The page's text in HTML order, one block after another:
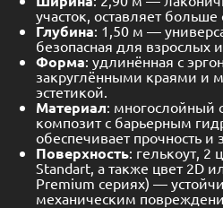
участок, оставляет больше
Глубина: 1,50 м —
безопасная для взрослых
Форма: удлинённая с
закруглёнными краями и
эстетикой.
Материал: многослойный
композит с барьерным
обеспечивает прочность и
Поверхность: гелькоут, 2
Standart, а также цвет 2D
Premium сериях) —
механическим